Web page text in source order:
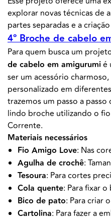
explorar novas técnicas de
partes separadas e a
4º Broche de cabelo
Para quem busca um
de cabelo em amigurumié
ser um acessório
personalizado em
trazemos um passo a
lindo broche utilizando o
Corrente.
Materiais necessários
Fio Amigo Love: Nas
Agulha de crochê:
Tesoura: Para cortes
Cola quente: Para fixar
Bico de pato: Para criar
Cartolina: Para fazer a